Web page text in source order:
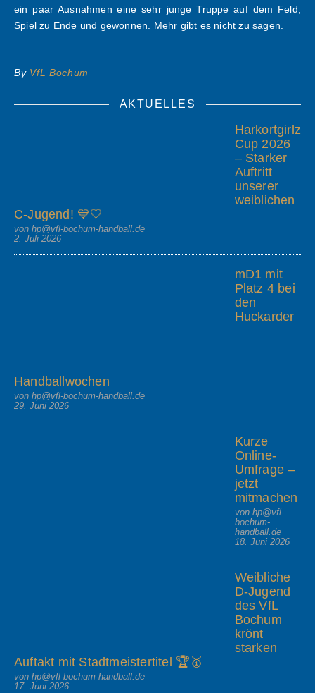
ein paar Ausnahmen eine sehr junge Truppe auf dem Feld,
Spiel zu Ende und gewonnen. Mehr gibt es nicht zu sagen.
By VfL Bochum
AKTUELLES
Harkortgirlz
Cup 2026
– Starker
Auftritt
unserer
weiblichen
C-Jugend! 💙🤍
von hp@vfl-bochum-handball.de
2. Juli 2026
mD1 mit
Platz 4 bei
den
Huckarder
Handballwochen
von hp@vfl-bochum-handball.de
29. Juni 2026
Kurze
Online-
Umfrage –
jetzt
mitmachen
von hp@vfl-
bochum-
handball.de
18. Juni 2026
Weibliche
D-Jugend
des VfL
Bochum
krönt
starken
Auftakt mit Stadtmeistertitel 🏆🥇
von hp@vfl-bochum-handball.de
17. Juni 2026